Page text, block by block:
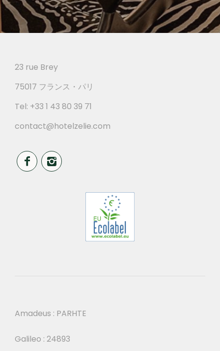
23 rue Brey
75017 フランス・パリ
Tel: +33 1 43 80 39 71
contact@hotelzelie.com
Amadeus : PARHTE
Galileo : 24893